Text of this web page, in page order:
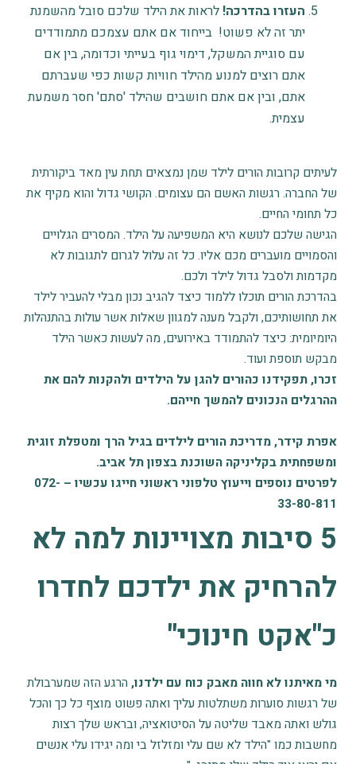
העזרו בהדרכה! לראות את הילד שלכם סובל מהשמנת
יתר זה לא פשוט! בייחוד אם אתם עצמכם מתמודדים
עם סוגיית המשקל, דימוי גוף בעייתי וכדומה, בין אם
אתם רוצים למנוע מהילד חוויות קשות כפי שעברתם
אתם, ובין אם אתם חושבים שהילד 'סתם' חסר משמעת
עצמית.
לעיתים קרובות הורים לילד שמן נמצאים תחת עין מאד ביקורתית
של החברה. רגשות האשם הם עצומים. הקושי גדול והוא מקיף את
כל תחומי החיים.
הגישה שלכם לנושא היא המשפיעה על הילד. המסרים הגלויים
והסמויים מועברים מכם אליו. כל זה עלול לגרום לתגובות לא
מקדמות ולסבל גדול לילד ולכם.
בהדרכת הורים תוכלו ללמוד כיצד להגיב נכון מבלי להעביר לילד
את תחושותיכם, ולקבל מענה למגוון שאלות אשר עולות בהתנהלות
היומיומית: כיצד להתמודד באירועים, מה לעשות כאשר הילד
מבקש תוספת ועוד.
זכרו, תפקידנו כהורים להגן על הילדים ולהקנות להם את
ההרגלים הנכונים להמשך חייהם.
אפרת קידר, מדריכת הורים לילדים בגיל הרך ומטפלת זוגית
ומשפחתית בקליניקה השוכנת בצפון תל אביב.
לפרטים נוספים וייעוץ טלפוני ראשוני חייגו עכשיו – 072-
33-80-811
5 סיבות מצויינות למה לא
להרחיק את ילדכם לחדרו
כ"אקט חינוכי"
מי מאיתנו לא חווה מאבק כוח עם ילדנו,הרגע הזה שמערבולת
של רגשות סוערות משתלטות עליך ואתה פשוט מוצף כל כך והכל
גולש ואתה מאבד שליטה על הסיטואציה, ובראש שלך רצות
מחשבות כמו "הילד לא שם עלי ומזלזל בי ומה יגידו עלי אנשים